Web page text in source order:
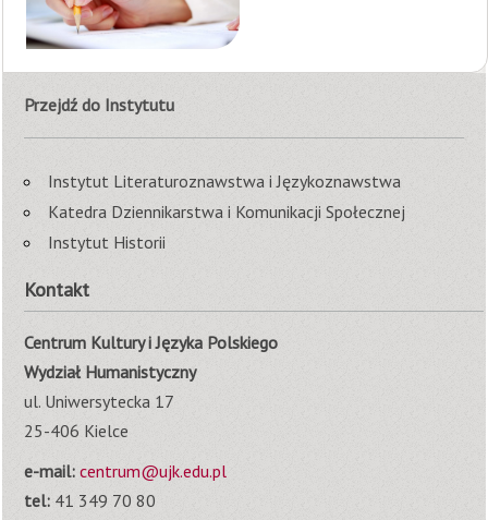
Przejdź do Instytutu
Instytut Literaturoznawstwa i Językoznawstwa
Katedra Dziennikarstwa i Komunikacji Społecznej
Instytut Historii
Kontakt
Centrum Kultury i Języka Polskiego
Wydział Humanistyczny
ul. Uniwersytecka 17
25-406 Kielce
e-mail: centrum@ujk.edu.pl
tel: 41 349 70 80